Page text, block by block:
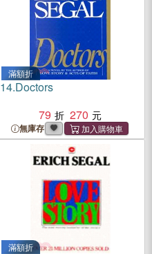
滿額折
14.Doctors
79
270
無庫存
滿額折